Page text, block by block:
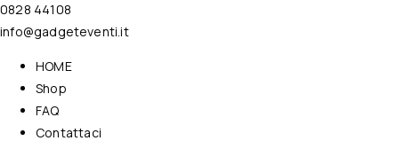
0828 44108
info@gadgeteventi.it
HOME
Shop
FAQ
Contattaci